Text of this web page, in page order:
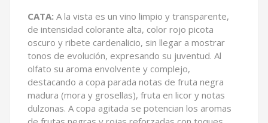
CATA: A la vista es un vino limpio y transparente,
de intensidad colorante alta, color rojo picota
oscuro y ribete cardenalicio, sin llegar a mostrar
tonos de evolución, expresando su juventud. Al
olfato su aroma envolvente y complejo,
destacando a copa parada notas de fruta negra
madura (mora y grosellas), fruta en licor y notas
dulzonas. A copa agitada se potencian los aromas